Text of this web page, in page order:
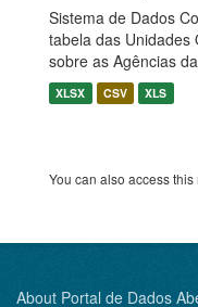
Sistema de Dados
tabela das Unidades
sobre as Agências
XLSX CSV XLS
You can also access
About Portal de Dados